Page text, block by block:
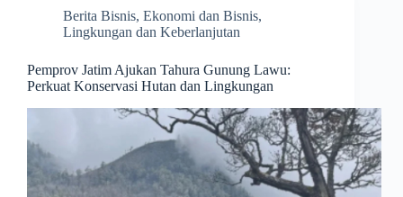
Berita Bisnis, Ekonomi dan Bisnis,
Lingkungan dan Keberlanjutan
Pemprov Jatim Ajukan Tahura Gunung Lawu:
Perkuat Konservasi Hutan dan Lingkungan